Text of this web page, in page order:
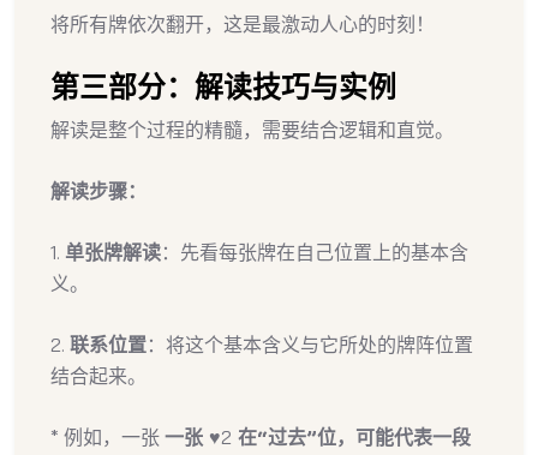
将所有牌依次翻开，这是最激动人心的时刻！
第三部分：解读技巧与实例
解读是整个过程的精髓，需要结合逻辑和直觉。
解读步骤：
1. 单张牌解读：先看每张牌在自己位置上的基本含
义。
2. 联系位置：将这个基本含义与它所处的牌阵位置
结合起来。
* 例如，一张 一张 ♥2 在“过去”位，可能代表一段